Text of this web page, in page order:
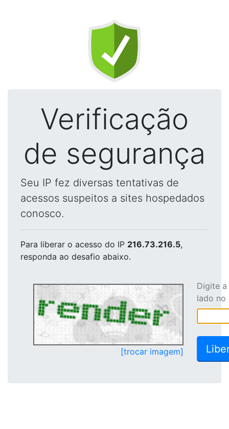
Verificação
de segurança
Seu IP fez diversas tentativas de
acessos suspeitos a sites hospedados
conosco.
Para liberar o acesso do IP 216.73.216.5,
responda ao desafio abaixo.
[trocar imagem]
Digite
lado no